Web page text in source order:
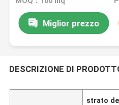
Miglior prezzo
DESCRIZIONE DI
strato